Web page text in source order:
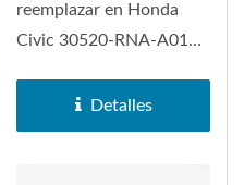
reemplazar en Honda
Civic 30520-RNA-A01
Honda Accord. La...
Detalles